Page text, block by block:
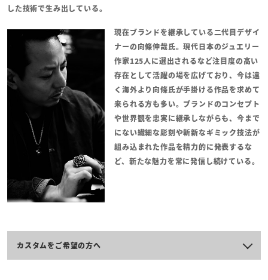
した技術で生み出している。
現在ブランドを継承している二代目デザイ
ナーの向條伸哉氏。現代日本のジュエリー
作家125人に選出されるなど注目度の高い
存在として活躍の場を広げており、今は遠
く海外より向條氏が手掛ける作品を求めて
来られる方も多い。ブランドのコンセプト
や世界観を忠実に継承しながらも、今まで
にない繊細な彫刻や斬新なギミック技法が
組み込まれた作品を精力的に発表するな
ど、新たな魅力を常に発信し続けている。
カスタムをご希望の方へ